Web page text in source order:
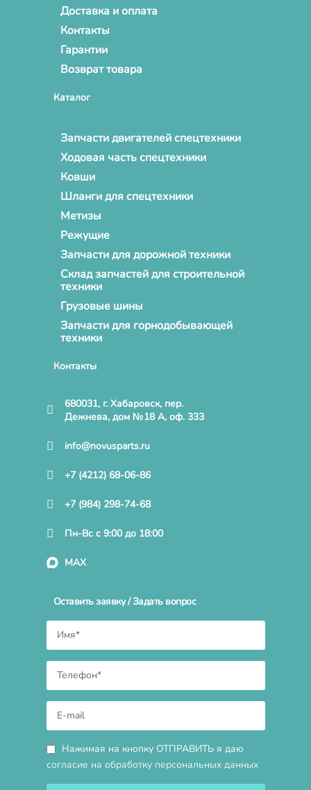
Доставка и оплата
Контакты
Гарантии
Возврат товара
Каталог
Запчасти двигателей спецтехники
Ходовая часть спецтехники
Ковши
Шланги для спецтехники
Метизы
Режущие
Запчасти для дорожной техники
Склад запчастей для строительной
техники
Грузовые шины
Запчасти для горнодобывающей
техники
Контакты
680031, г. Хабаровск, пер.
Дежнева, дом №18 А, оф. 333
info@novusparts.ru
+7 (4212) 68-06-86
+7 (984) 298-74-68
Пн-Вс с 9:00 до 18:00
MAX
Оставить заявку / Задать вопрос
Нажимая на кнопку ОТПРАВИТЬ я даю
согласие на обработку персональных данных